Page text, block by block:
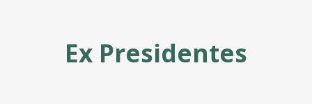
Ex Presidentes